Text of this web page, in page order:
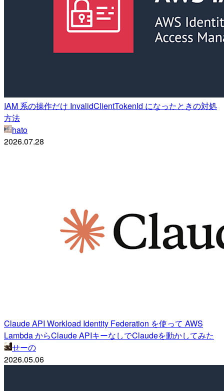
IAM 系の操作だけ InvalidClientTokenId になったときの対処
方法
hato
2026.07.28
Claude API Workload Identity Federation を使って AWS
Lambda からClaude APIキーなしでClaudeを動かしてみた
せーの
2026.05.06